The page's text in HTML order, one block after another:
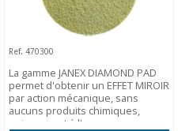
Ref. 470300
La gamme JANEX DIAMOND PAD
permet d'obtenir un EFFET MIROIR
par action mécanique, sans
aucuns produits chimiques,
uniquement à l'eau.